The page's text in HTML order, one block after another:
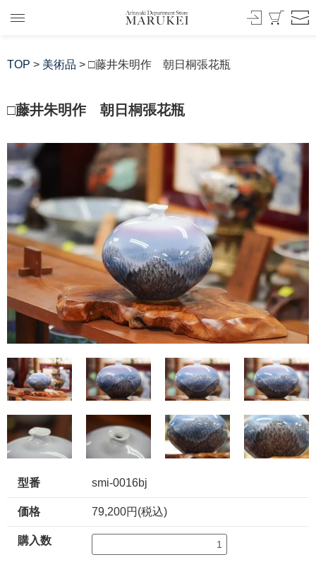
TOP > 美術品 > □藤井朱明作 朝日桐張花瓶
□藤井朱明作 朝日桐張花瓶
型番 smi-0016bj
価格 79,200円(税込)
購入数